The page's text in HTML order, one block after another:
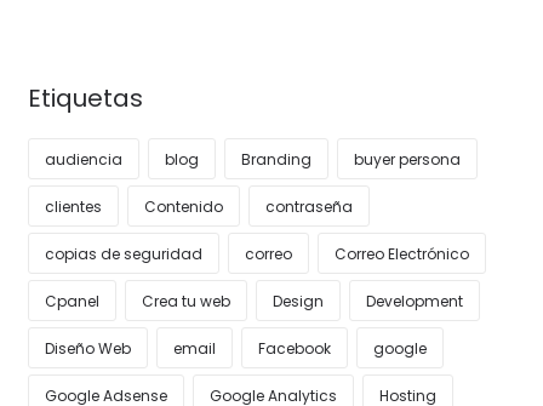
Etiquetas
audiencia blog Branding buyer persona
clientes Contenido contraseña
copias de seguridad correo Correo Electrónico
Cpanel Crea tu web Design Development
Diseño Web email Facebook google
Google Adsense Google Analytics Hosting